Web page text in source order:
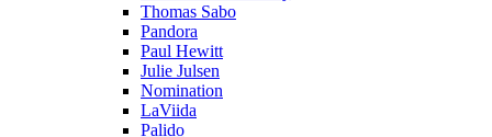
Thomas Sabo
Pandora
Paul Hewitt
Julie Julsen
Nomination
LaViida
Palido